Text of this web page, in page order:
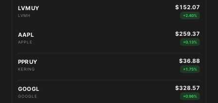
LVMUY
LVMH
$152.07
+2.40%
AAPL
APPLE
$259.37
+0.13%
PPRUY
KERING
$36.88
+1.75%
GOOGL
GOOGLE
$328.57
+0.96%